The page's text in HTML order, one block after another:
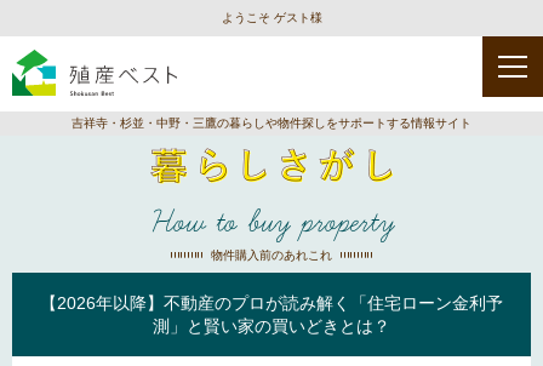
ようこそ ゲスト様
吉祥寺・杉並・中野・三鷹の暮らしや物件探しをサポートする情報サイト
How to buy property
物件購入前のあれこれ
【2026年以降】不動産のプロが読み解く「住宅ローン金利予
測」と賢い家の買いどきとは？